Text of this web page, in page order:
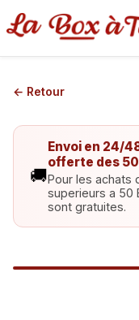
← Retour
🚚
Envoi en 24/
offerte des 50
Pour les achats
superieurs a 50
sont gratuites.